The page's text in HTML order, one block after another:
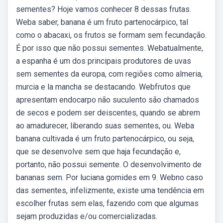
sementes? Hoje vamos conhecer 8 dessas frutas.
Weba saber, banana é um fruto partenocárpico, tal
como o abacaxi, os frutos se formam sem fecundação.
É por isso que não possui sementes. Webatualmente,
a espanha é um dos principais produtores de uvas
sem sementes da europa, com regiões como almeria,
murcia e la mancha se destacando. Webfrutos que
apresentam endocarpo não suculento são chamados
de secos e podem ser deiscentes, quando se abrem
ao amadurecer, liberando suas sementes, ou. Weba
banana cultivada é um fruto partenocárpico, ou seja,
que se desenvolve sem que haja fecundação e,
portanto, não possui semente. O desenvolvimento de
bananas sem. Por luciana gomides em 9. Webno caso
das sementes, infelizmente, existe uma tendência em
escolher frutas sem elas, fazendo com que algumas
sejam produzidas e/ou comercializadas.